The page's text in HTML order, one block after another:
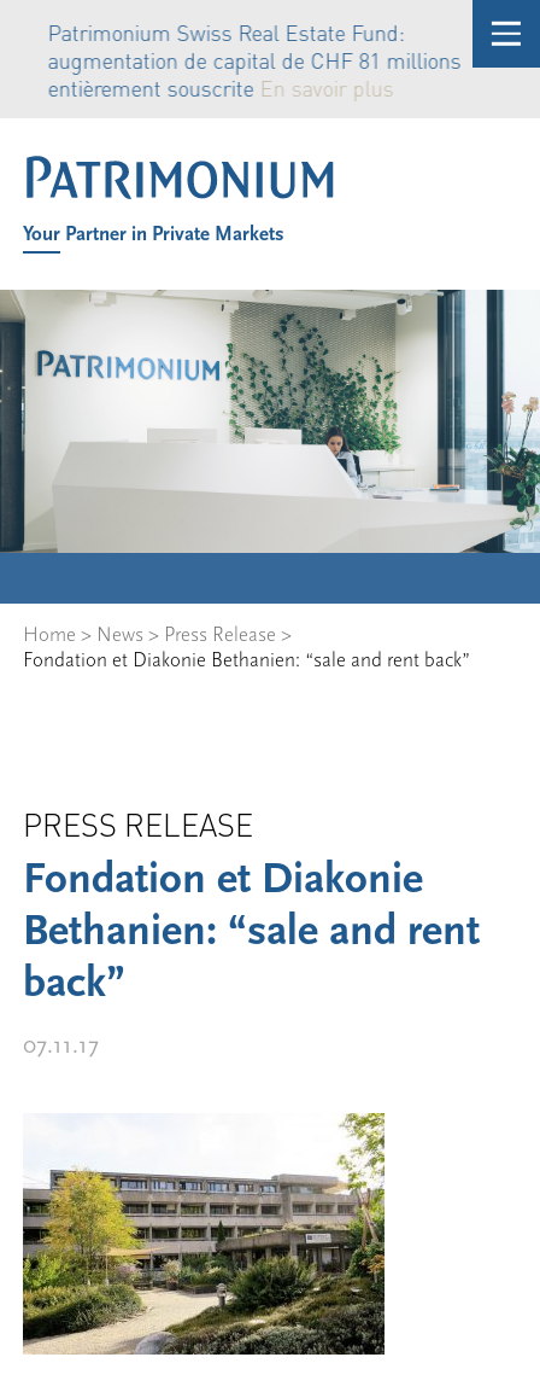
Patrimonium Swiss Real Estate Fund:
augmentation de capital de CHF 81 millions
entièrement souscrite En savoir plus
Your Partner in Private Markets
Home > News > Press Release >
Fondation et Diakonie Bethanien: “sale and rent back”
PRESS RELEASE
Fondation et Diakonie
Bethanien: “sale and rent
back”
07.11.17